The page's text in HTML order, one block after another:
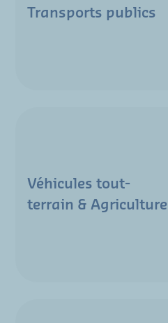
Transports publics
Véhicules tout-
terrain & Agriculture